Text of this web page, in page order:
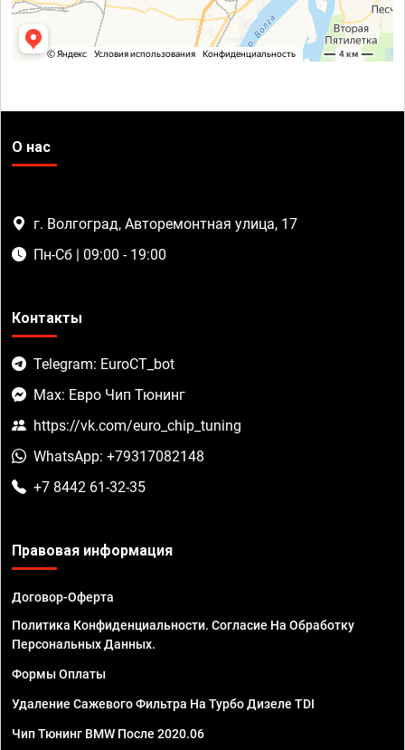
О нас
г. Волгоград, Авторемонтная улица, 17
Пн-Сб | 09:00 - 19:00
Контакты
Telegram: EuroCT_bot
Max: Евро Чип Тюнинг
https://vk.com/euro_chip_tuning
WhatsApp: +79317082148
+7 8442 61-32-35
Правовая информация
Договор-Оферта
Политика Конфиденциальности. Согласие На Обработку
Персональных Данных.
Формы Оплаты
Удаление Сажевого Фильтра На Турбо Дизеле TDI
Чип Тюнинг BMW После 2020.06